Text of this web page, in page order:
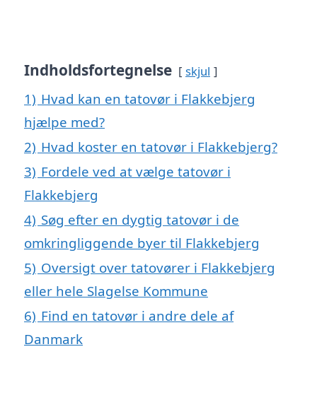
Indholdsfortegnelse skjul
1) Hvad kan en tatovør i Flakkebjerg
hjælpe med?
2) Hvad koster en tatovør i Flakkebjerg?
3) Fordele ved at vælge tatovør i
Flakkebjerg
4) Søg efter en dygtig tatovør i de
omkringliggende byer til Flakkebjerg
5) Oversigt over tatovører i Flakkebjerg
eller hele Slagelse Kommune
6) Find en tatovør i andre dele af
Danmark